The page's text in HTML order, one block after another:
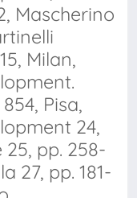
Mascherino
Milan,
Pisa,
24,
25, pp. 258-
27, pp. 181-